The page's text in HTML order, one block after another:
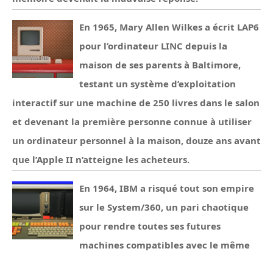
En 1965, Mary Allen Wilkes a écrit LAP6
pour l’ordinateur LINC depuis la
maison de ses parents à Baltimore,
testant un système d’exploitation
interactif sur une machine de 250 livres dans le salon
et devenant la première personne connue à utiliser
un ordinateur personnel à la maison, douze ans avant
que l’Apple II n’atteigne les acheteurs.
En 1964, IBM a risqué tout son empire
sur le System/360, un pari chaotique
pour rendre toutes ses futures
machines compatibles avec le même